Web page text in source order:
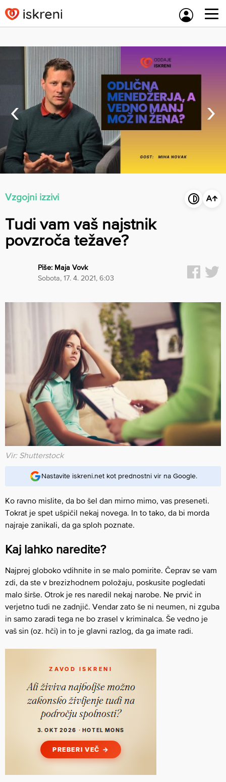
to
content
‹ ›
Vzgojni izzivi
Tudi vam vaš najstnik
povzroča težave?
Piše: Maja Vovk
sobota, 17. 4. 2021, 6:03
Vir: Shutterstock
Nastavite iskreni.net kot prednostni vir na Google.
Ko ravno mislite, da bo šel dan mirno mimo, vas preseneti.
Tokrat je spet ušpičil nekaj novega. In to tako, da bi morda
najraje zanikali, da ga sploh poznate.
Kaj lahko naredite?
Najprej globoko vdihnite in se malo pomirite. Čeprav se vam
zdi, da ste v brezizhodnem položaju, poskusite pogledati
malo širše. Otrok je res naredil nekaj narobe. Ne prvič in
verjetno tudi ne zadnjič. Vendar zato še ni neumen, ni zguba
in samo zaradi tega ne bo zrasel v kriminalca. Še vedno je
vaš sin (oz. hči) in to je glavni razlog, da ga imate radi.